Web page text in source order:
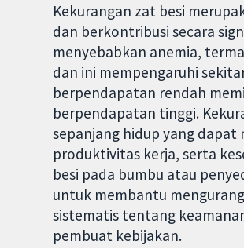
Kekurangan zat besi
dan berkontribusi secara
menyebabkan anemia,
dan ini mempengaruhi
berpendapatan rendah
berpendapatan tinggi.
sepanjang hidup yang
produktivitas kerja, serta
besi pada bumbu atau
untuk membantu
sistematis tentang
pembuat kebijakan.